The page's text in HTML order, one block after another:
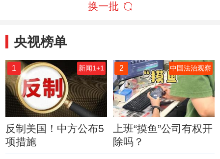
换一批
央视榜单
1 新闻1+1
反制美国！中方公布5
项措施
2 中国法治观察
上班“摸鱼”公司有权开
除吗？